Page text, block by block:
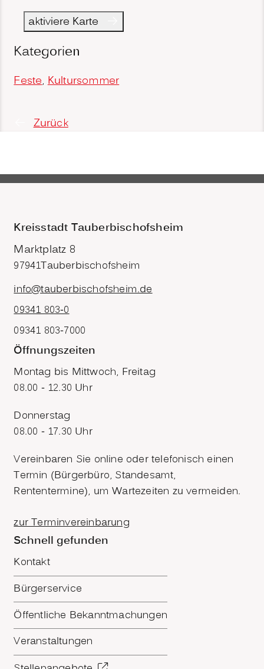
aktiviere Karte
Kategorien
Feste,Kultursommer
Zurück
Kreisstadt Tauberbischofsheim
Marktplatz 8
97941Tauberbischofsheim
info@tauberbischofsheim.de
09341 803-0
09341 803-7000
Öffnungszeiten
Montag bis Mittwoch, Freitag
08.00 - 12.30 Uhr
Donnerstag
08.00 - 17.30 Uhr
Vereinbaren Sie online oder telefonisch einen
Termin (Bürgerbüro, Standesamt,
Rententermine), um Wartezeiten zu vermeiden.
zur Terminvereinbarung
Schnell gefunden
Kontakt
Bürgerservice
Öffentliche Bekanntmachungen
Veranstaltungen